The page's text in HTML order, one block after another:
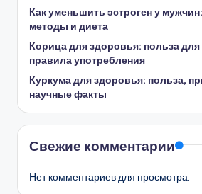
Как уменьшить эстроген у
методы и диета
Корица для здоровья: польза
правила употребления
Куркума для здоровья: польза,
научные факты
Свежие комментарии
Нет комментариев для просмотра.